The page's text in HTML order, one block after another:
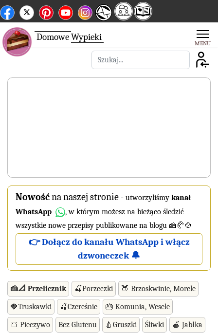
DomoweWypieki
Szukaj
Nowośćna naszej stronie - utworzyliśmy kanał
WhatsApp
, w którym możesz na bieżąco śledzić
wszystkie nowe przepisy publikowane na blogu 🍰🥐🍲
👉 Dołącz do kanału WhatsApp i włącz
dzwoneczek 🔔
🍰📐 Przelicznik 🍒Porzeczki 🍑 Brzoskwinie, Morele
🍓Truskawki 🍒Czereśnie 🎂 Komunia, Wesele
🍞 Pieczywo Bez Glutenu 🍐Gruszki Śliwki 🍎 Jabłka